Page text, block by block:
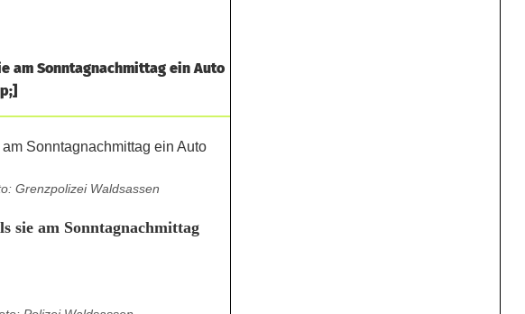
am Sonntagnachmittag ein Auto
Grenzpolizei Waldsassen
sie am Sonntagnachmittag